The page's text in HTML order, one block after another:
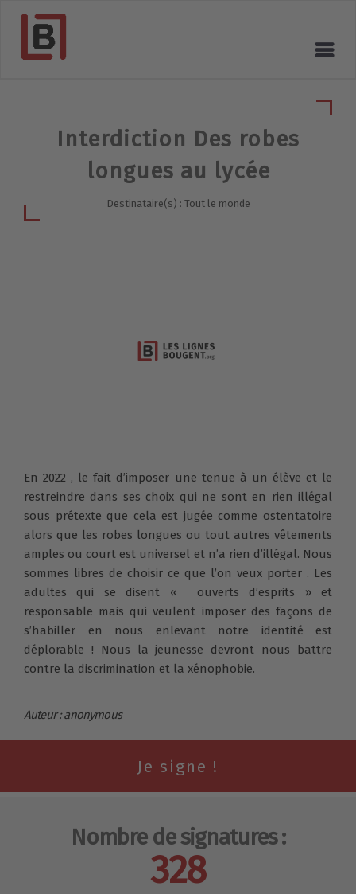
Interdiction Des robes
longues au lycée
Destinataire(s) : Tout le monde
En 2022 , le fait d’imposer une tenue à un élève et le
restreindre dans ses choix qui ne sont en rien illégal
sous prétexte que cela est jugée comme ostentatoire
alors que les robes longues ou tout autres vêtements
amples ou court est universel et n’a rien d’illégal. Nous
sommes libres de choisir ce que l’on veux porter . Les
adultes qui se disent « ouverts d’esprits » et
responsable mais qui veulent imposer des façons de
s’habiller en nous enlevant notre identité est
déplorable ! Nous la jeunesse devront nous battre
contre la discrimination et la xénophobie.
Auteur : anonymous
Nombre de signatures :
328